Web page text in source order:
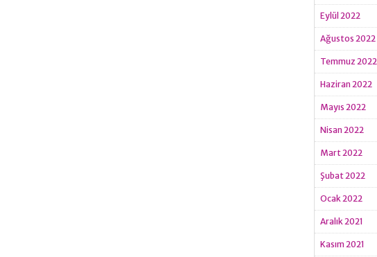
Eylül 2022
Ağustos 2022
Temmuz 2022
Haziran 2022
Mayıs 2022
Nisan 2022
Mart 2022
Şubat 2022
Ocak 2022
Aralık 2021
Kasım 2021